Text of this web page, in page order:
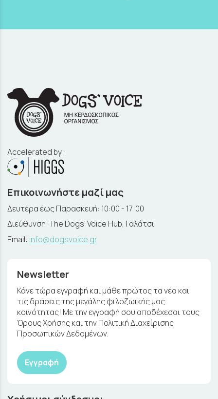
Accelerated by:
Επικοινωνήστε μαζί μας
Δευτέρα έως Παρασκευή: 10:00 - 17:00
Διεύθυνση: The Dogs' Voice Hub, Γαλάτσι
Email: info@dogsvoice.gr
Newsletter
Κάνε τώρα εγγραφή και μάθε πρώτος τα νέα και
τις δράσεις της μεγάλης φιλοζωικής μας
κοινότητας! Με την εγγραφή σου αποδέχεσαι τους
Όρους Χρήσης και την Πολιτική Διαχείρισης
Προσωπικών Δεδομένων.
Εγγραφή